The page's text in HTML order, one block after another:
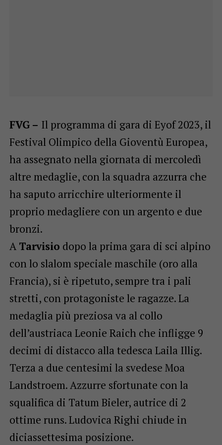
FVG – Il programma di gara di Eyof 2023, il
Festival Olimpico della Gioventù Europea,
ha assegnato nella giornata di mercoledì
altre medaglie, con la squadra azzurra che
ha saputo arricchire ulteriormente il
proprio medagliere con un argento e due
bronzi.
A Tarvisio dopo la prima gara di sci alpino
con lo slalom speciale maschile (oro alla
Francia), si è ripetuto, sempre tra i pali
stretti, con protagoniste le ragazze. La
medaglia più preziosa va al collo
dell’austriaca Leonie Raich che infligge 9
decimi di distacco alla tedesca Laila Illig.
Terza a due centesimi la svedese Moa
Landstroem. Azzurre sfortunate con la
squalifica di Tatum Bieler, autrice di 2
ottime runs. Ludovica Righi chiude in
diciassettesima posizione.